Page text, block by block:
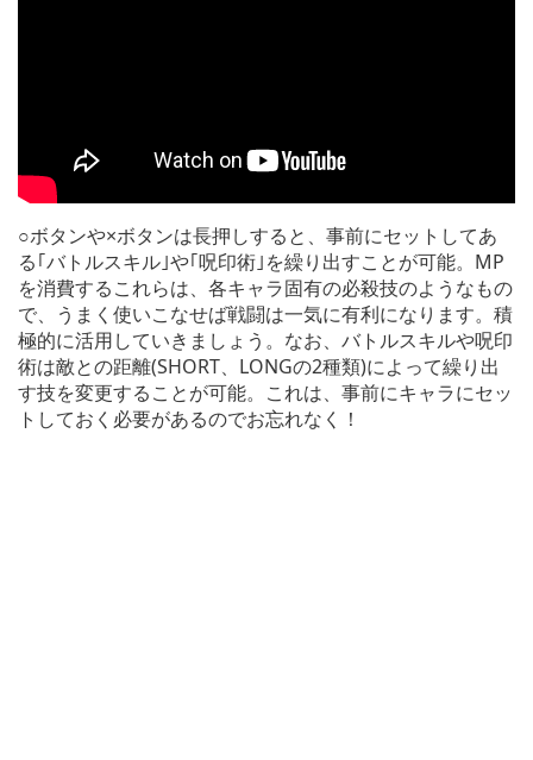
○ボタンや×ボタンは長押しすると、事前にセットしてあ
る｢バトルスキル｣や｢呪印術｣を繰り出すことが可能。MP
を消費するこれらは、各キャラ固有の必殺技のようなもの
で、うまく使いこなせば戦闘は一気に有利になります。積
極的に活用していきましょう。なお、バトルスキルや呪印
術は敵との距離(SHORT、LONGの2種類)によって繰り出
す技を変更することが可能。これは、事前にキャラにセッ
トしておく必要があるのでお忘れなく！